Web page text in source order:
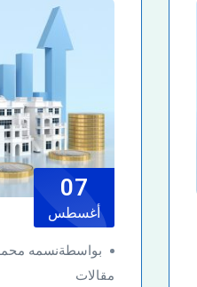
07
أغسطس
بواسطةنسمه
مقالات